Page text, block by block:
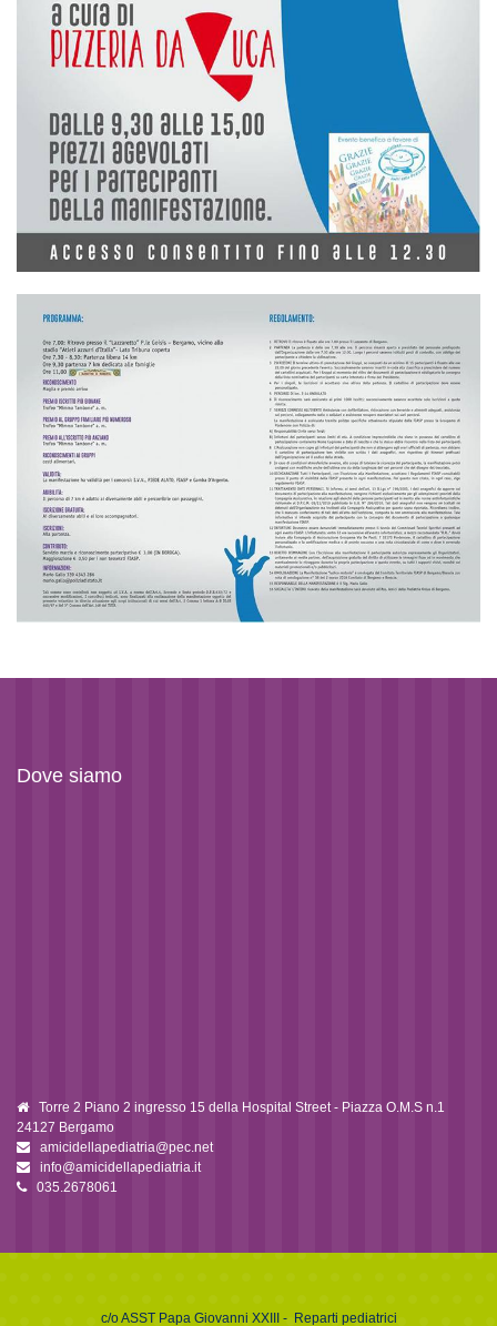
Dove siamo
Torre 2 Piano 2 ingresso 15 della Hospital Street - Piazza O.M.S n.1
24127 Bergamo
amicidellapediatria@pec.net
info@amicidellapediatria.it
035.2678061
c/oASST Papa Giovanni XXIII - Reparti pediatrici